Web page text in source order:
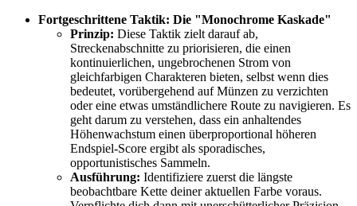
Fortgeschrittene Taktik: Die "Monochrome Kaskade"
Prinzip: Diese Taktik zielt darauf ab,
Streckenabschnitte zu priorisieren, die einen
kontinuierlichen, ungebrochenen Strom von
gleichfarbigen Charakteren bieten, selbst wenn dies
bedeutet, vorübergehend auf Münzen zu verzichten
oder eine etwas umständlichere Route zu navigieren. Es
geht darum zu verstehen, dass ein anhaltendes
Höhenwachstum einen überproportional höheren
Endspiel-Score ergibt als sporadisches,
opportunistisches Sammeln.
Ausführung: Identifiziere zuerst die längste
beobachtbare Kette deiner aktuellen Farbe voraus.